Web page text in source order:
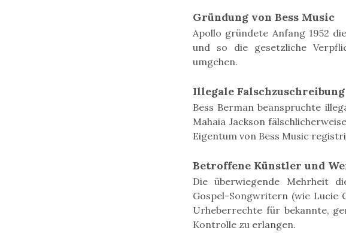
Gründung von Bess Music
Apollo gründete Anfang 1952
und so die gesetzliche
umgehen.
Illegale Falschzuschreibung
Bess Berman beanspruchte
Mahaia Jackson
Eigentum von Bess Music
Betroffene Künstler und
Die überwiegende Mehrheit
Gospel-Songwritern (wie Lucie
Urheberrechte für bekannte,
Kontrolle zu erlangen.